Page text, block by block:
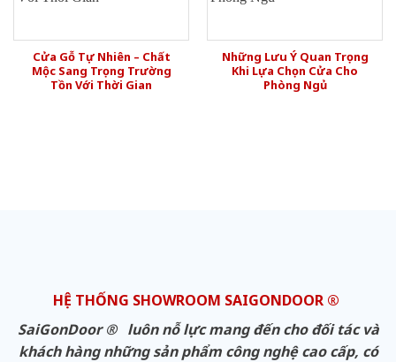
Cửa Gỗ Tự Nhiên – Chất
Mộc Sang Trọng Trường
Tồn Với Thời Gian
Những Lưu Ý Quan Trọng
Khi Lựa Chọn Cửa Cho
Phòng Ngủ
HỆ THỐNG SHOWROOM SAIGONDOOR ®
SaiGonDoor ® luôn nỗ lực mang đến cho đối tác và
khách hàng những sản phẩm công nghệ cao cấp, có